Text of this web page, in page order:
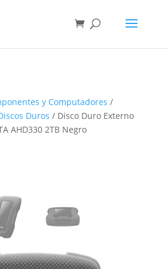
y Computadores /
Duros / Disco Duro Externo
AHD330 2TB Negro